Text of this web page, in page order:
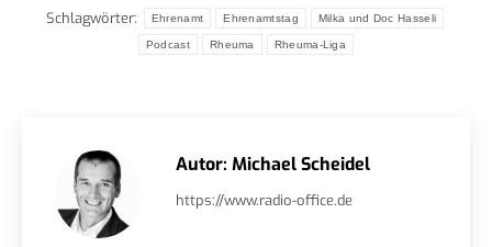
Schlagwörter: Ehrenamt Ehrenamtstag Milka und Doc Hasseli
Podcast Rheuma Rheuma-Liga
Autor: Michael Scheidel
https://www.radio-office.de